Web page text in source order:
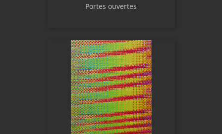
Portes ouvertes